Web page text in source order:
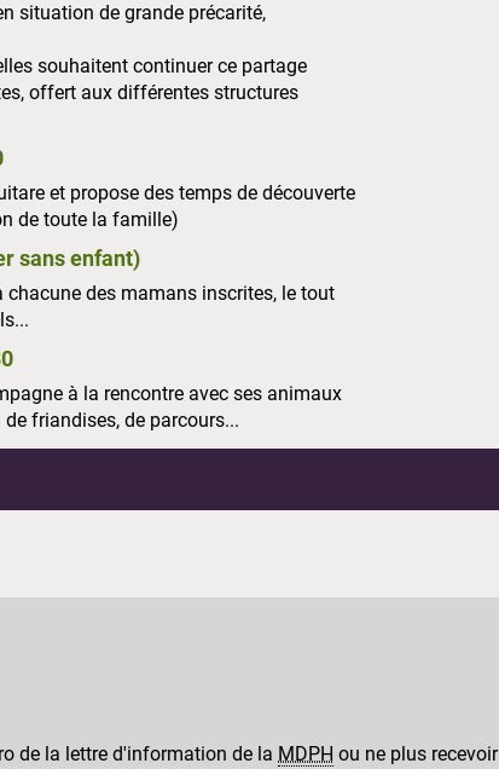
situation de grande précarité,
souhaitent continuer ce partage
offert aux différentes structures
et propose des temps de découverte
de toute la famille)
sans enfant)
chacune des mamans inscrites, le tout
à la rencontre avec ses animaux
friandises, de parcours...
de la lettre d'information de la MDPH ou ne plus recevoir